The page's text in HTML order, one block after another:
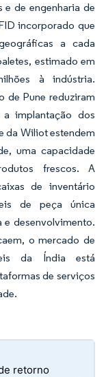
de engenharia de
incorporado que
a cada
estimado em
à indústria.
de Pune reduziram
implantação dos
da Wiliot estendem
uma capacidade
frescos. A
de inventário
de peça única
e desenvolvimento.
o mercado de
da Índia está
de serviços
retorno